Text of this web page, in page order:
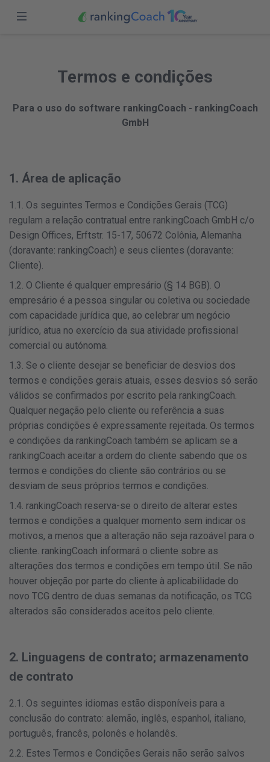
Preços
Termos e condições
Para o uso do software rankingCoach - rankingCoach
GmbH
1. Área de aplicação
1.1. Os seguintes Termos e Condições Gerais (TCG)
regulam a relação contratual entre rankingCoach GmbH c/o
Design Offices, Erftstr. 15-17, 50672 Colônia, Alemanha
(doravante: rankingCoach) e seus clientes (doravante:
Cliente).
1.2. O Cliente é qualquer empresário (§ 14 BGB). O
empresário é a pessoa singular ou coletiva ou sociedade
com capacidade jurídica que, ao celebrar um negócio
jurídico, atua no exercício da sua atividade profissional
comercial ou autónoma.
1.3. Se o cliente desejar se beneficiar de desvios dos
termos e condições gerais atuais, esses desvios só serão
válidos se confirmados por escrito pela rankingCoach.
Qualquer negação pelo cliente ou referência a suas
próprias condições é expressamente rejeitada. Os termos
e condições da rankingCoach também se aplicam se a
rankingCoach aceitar a ordem do cliente sabendo que os
termos e condições do cliente são contrários ou se
desviam de seus próprios termos e condições.
1.4. rankingCoach reserva-se o direito de alterar estes
termos e condições a qualquer momento sem indicar os
motivos, a menos que a alteração não seja razoável para o
cliente. rankingCoach informará o cliente sobre as
alterações dos termos e condições em tempo útil. Se não
houver objeção por parte do cliente à aplicabilidade do
novo TCG dentro de duas semanas da notificação, os TCG
alterados são considerados aceitos pelo cliente.
2. Linguagens de contrato; armazenamento
de contrato
2.1. Os seguintes idiomas estão disponíveis para a
conclusão do contrato: alemão, inglês, espanhol, italiano,
português, francês, polonês e holandês.
2.2. Estes Termos e Condições Gerais não serão salvos